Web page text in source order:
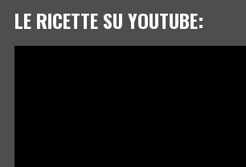
LE RICETTE SU YOUTUBE: